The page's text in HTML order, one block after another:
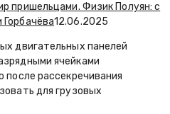
пришельцами. Физик Полуян: с
12.06.2025
двигательных панелей
ячейками
после рассекречивания
для грузовых